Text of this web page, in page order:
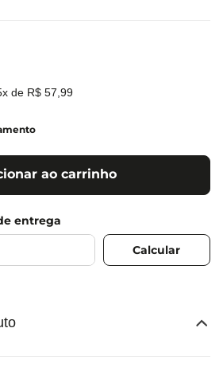
x de R$ 57 99
ao carrinho